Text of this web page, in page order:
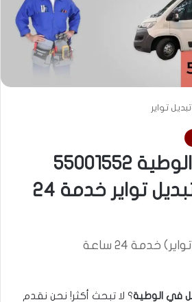
تواير
بنشر متنقل الوطية 55001552
تصليح بنشر تبديل تواير خدمة 24
خدمة 24 ساعة
في الوطية؟ لا تبحث أكثر! نحن نقدم